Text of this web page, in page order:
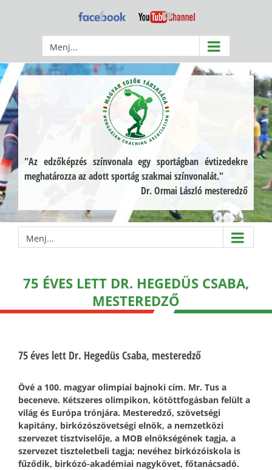
Facebook YouTube
Menj...
"Az edzőképzés színvonala egy sportágban évtizedekre
meghatározza az adott sportág szakmai színvonalát."
Dr. Ormai László mesteredző
Menj...
75 ÉVES LETT DR. HEGEDÜS CSABA,
MESTEREDZŐ
75 éves lett Dr. Hegedüs Csaba, mesteredző
Övé a 100. magyar olimpiai bajnoki cím. Mr. Tus a
beceneve. Kétszeres olimpikon, kötöttfogásban felült a
világ és Európa trónjára. Mesteredző, szövetségi
kapitány, birkózószövetségi elnök, a nemzetközi
szervezet tisztviselője, a MOB elnökségének tagja, a
szervezet tiszteletbeli tagja; nevéhez birkózóiskola is
fűződik, birkózó-akadémiai nagykövet, főtanácsadó.